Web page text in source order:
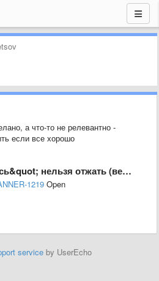
а что-то не релевантно -
если все хорошо
&quot;остаться здесь&quot; нельзя отжать (вернуть назад)
1219 Open
service by UserEcho